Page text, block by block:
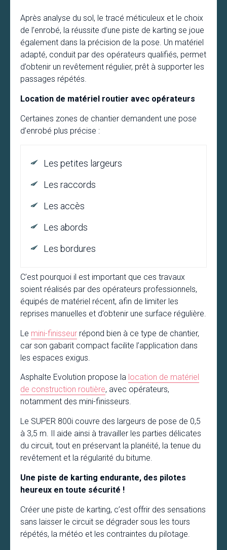
Après analyse du sol, le tracé méticuleux et le choix
de l’enrobé, la réussite d’une piste de karting se joue
également dans la précision de la pose. Un matériel
adapté, conduit par des opérateurs qualifiés, permet
d’obtenir un revêtement régulier, prêt à supporter les
passages répétés.
Location de matériel routier avec opérateurs
Certaines zones de chantier demandent une pose
d’enrobé plus précise :
Les petites largeurs
Les raccords
Les accès
Les abords
Les bordures
C’est pourquoi il est important que ces travaux
soient réalisés par des opérateurs professionnels,
équipés de matériel récent, afin de limiter les
reprises manuelles et d’obtenir une surface régulière.
Le mini-finisseur répond bien à ce type de chantier,
car son gabarit compact facilite l’application dans
les espaces exigus.
Asphalte Evolution propose la location de matériel
de construction routière, avec opérateurs,
notamment des mini-finisseurs.
Le SUPER 800i couvre des largeurs de pose de 0,5
à 3,5 m. Il aide ainsi à travailler les parties délicates
du circuit, tout en préservant la planéité, la tenue du
revêtement et la régularité du bitume.
Une piste de karting endurante, des pilotes
heureux en toute sécurité !
Créer une piste de karting, c’est offrir des sensations
sans laisser le circuit se dégrader sous les tours
répétés, la météo et les contraintes du pilotage.